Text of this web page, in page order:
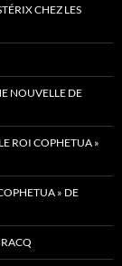
CHEZ LES
NOUVELLE DE
ROI COPHETUA »
» DE